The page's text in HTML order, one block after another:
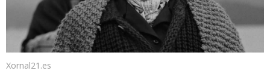
Xornal21.es